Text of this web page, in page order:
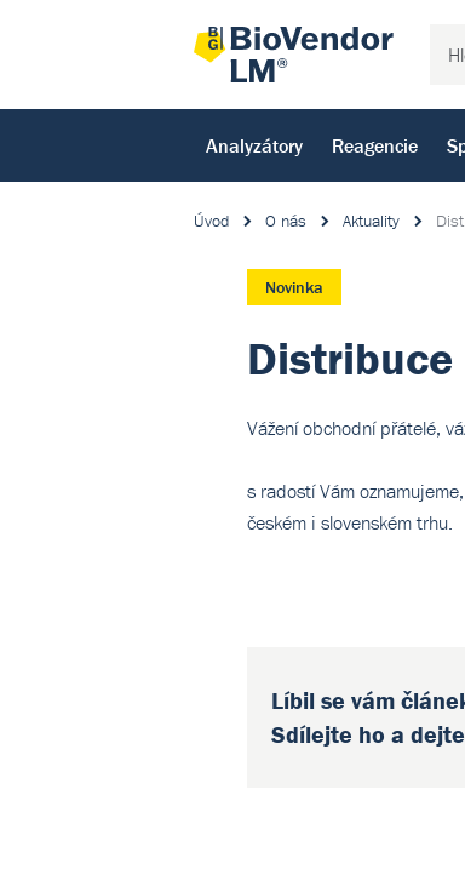
Analyzátory Reagencie
Úvod O nás Aktuality
Novinka
Vážení obchodní přátelé,
s radostí Vám
českém i slovenském trhu.
Líbil se vám
Sdílejte ho a